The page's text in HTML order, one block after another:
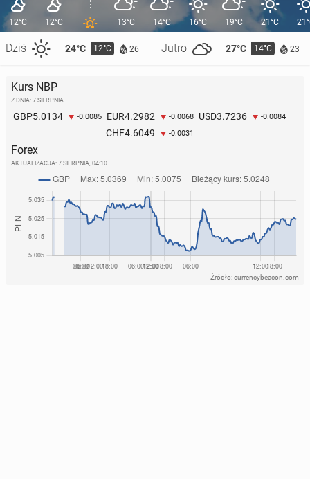
12°C
Dziś 24°C 12°C 26 Jutro 27°C 14°C 23
12°C 13°C 14°C 16°C 19°C 21°C
Kurs NBP
Z DNIA: 7 SIERPNIA
GBP5.0134 -0.0085 EUR4.2982 -0.0068 USD3.7236 -0.0084
CHF4.6049 -0.0031
Forex
AKTUALIZACJA: 7 SIERPNIA, 04:10
Źródło: currencybeacon.com